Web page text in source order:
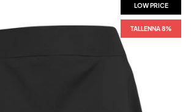
LOW PRICE
TALLENNA 8%
LOW PRICE
TALLENNA 8%
LOW PRICE
TALLENNA 8%